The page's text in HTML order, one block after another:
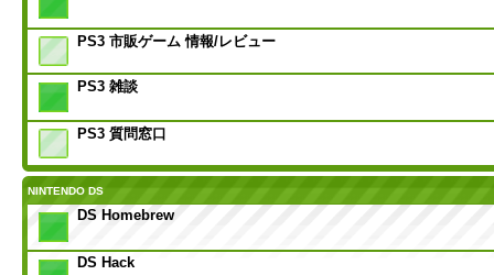
PS3 市販ゲーム 情報/レビュー
PS3 雑談
PS3 質問窓口
NINTENDO DS
DS Homebrew
DS Hack